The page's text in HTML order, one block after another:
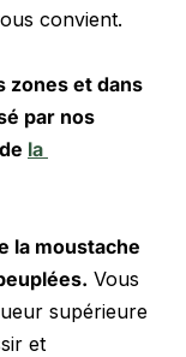
convient.
zones et dans
par nos
la
la moustache
Vous
supérieure
et